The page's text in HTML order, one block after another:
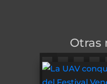
Otras